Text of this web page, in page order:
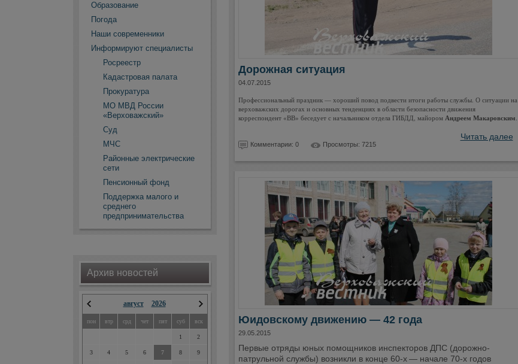
Образование
Погода
Наши современники
Информируют специалисты
Росреестр
Кадастровая палата
Прокуратура
МО МВД России
«Верховажский»
Суд
МЧС
Районные электрические
сети
Пенсионный фонд
Поддержка малого и
среднего
предпринимательства
Архив новостей
август 2026
пон втр срд чет пят суб вск
1 2
3 4 5 6 7 8 9
Дорожная ситуация
04.07.2015
Профессиональный праздник — хороший повод подвести итоги работы службы. О ситуации на
верховажских дорогах и основных тенденциях в области безопасности движения
корреспондент «ВВ» беседует с начальником отдела ГИБДД, майором Андреем Макаровским.
Читать далее
Комментарии: 0 Просмотры: 7215
Юидовскому движению — 42 года
29.05.2015
Первые отряды юных помощников инспекторов ДПС (дорожно-
патрульной службы) возникли в конце 60-х — начале 70-х годов